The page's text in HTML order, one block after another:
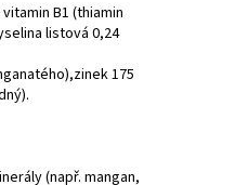
B1 (thiamin
listová 0,24
175
(např. mangan,